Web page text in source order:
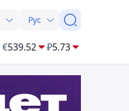
Рус
€539.52 ₽5.73